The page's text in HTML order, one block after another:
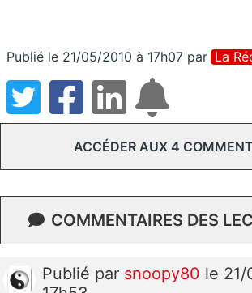
Publié le 21/05/2010 à 17h07 par La
ACCÉDER AUX 4
COMMENTAIRES DES
Publié par snoopy80 le 21/